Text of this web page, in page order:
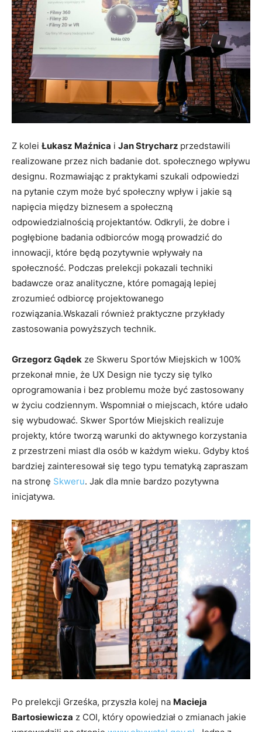
Z kolei Łukasz Maźnica i Jan Strycharz przedstawili
realizowane przez nich badanie dot. społecznego wpływu
designu. Rozmawiając z praktykami szukali odpowiedzi
na pytanie czym może być społeczny wpływ i jakie są
napięcia między biznesem a społeczną
odpowiedzialnością projektantów. Odkryli, że dobre i
pogłębione badania odbiorców mogą prowadzić do
innowacji, które będą pozytywnie wpływały na
społeczność. Podczas prelekcji pokazali techniki
badawcze oraz analityczne, które pomagają lepiej
zrozumieć odbiorcę projektowanego
rozwiązania.Wskazali również praktyczne przykłady
zastosowania powyższych technik.
Grzegorz Gądek ze Skweru Sportów Miejskich w 100%
przekonał mnie, że UX Design nie tyczy się tylko
oprogramowania i bez problemu może być zastosowany
w życiu codziennym. Wspomniał o miejscach, które udało
się wybudować. Skwer Sportów Miejskich realizuje
projekty, które tworzą warunki do aktywnego korzystania
z przestrzeni miast dla osób w każdym wieku. Gdyby ktoś
bardziej zainteresował się tego typu tematyką zapraszam
na stronę Skweru. Jak dla mnie bardzo pozytywna
inicjatywa.
Po prelekcji Grześka, przyszła kolej na Macieja
Bartosiewicza z COI, który opowiedział o zmianach jakie